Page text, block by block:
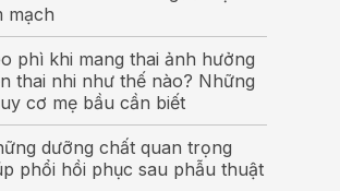
mạch
phì khi mang thai ảnh hưởng
thai nhi như thế nào? Những
cơ mẹ bầu cần biết
dưỡng chất quan trọng
phổi hồi phục sau phẫu thuật